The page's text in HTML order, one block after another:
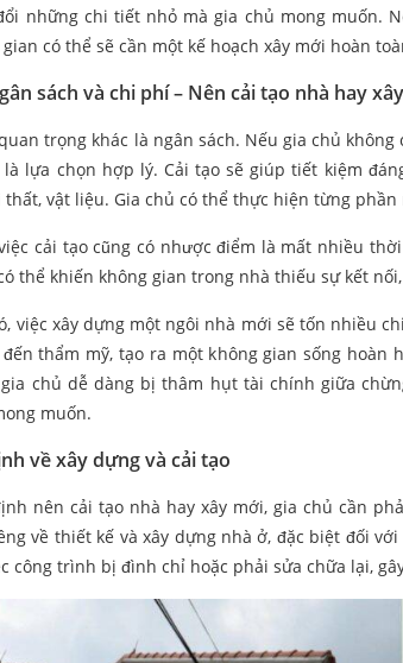
những chi tiết nhỏ mà gia chủ mong muốn.
có thể sẽ cần một kế hoạch xây mới hoàn
sách và chi phí – Nên cải tạo nhà hay
trọng khác là ngân sách. Nếu gia chủ
là lựa chọn hợp lý. Cải tạo sẽ giúp tiết kiệm
thất, vật liệu. Gia chủ có thể thực hiện từng
cải tạo cũng có nhược điểm là mất nhiều
thể khiến không gian trong nhà thiếu sự kết
việc xây dựng một ngôi nhà mới sẽ tốn nhiều
thẩm mỹ, tạo ra một không gian sống hoàn
gia chủ dễ dàng bị thâm hụt tài chính giữa
muốn.
về xây dựng và cải tạo
nên cải tạo nhà hay xây mới, gia chủ cần
về thiết kế và xây dựng nhà ở, đặc biệt đối
công trình bị đình chỉ hoặc phải sửa chữa lại,